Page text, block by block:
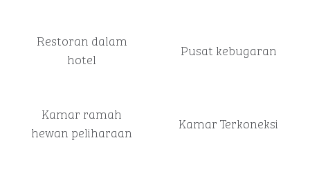
Restoran dalam
hotel
Pusat kebugaran
Kamar ramah
hewan peliharaan
Kamar Terkoneksi